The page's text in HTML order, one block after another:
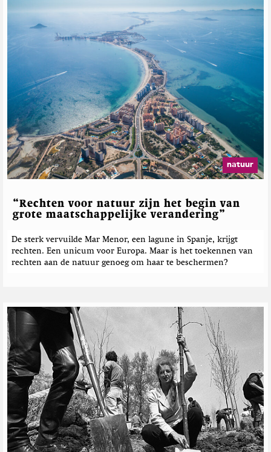
natuur
“Rechten voor natuur zijn het begin van
grote maatschappelijke verandering”
De sterk vervuilde Mar Menor, een lagune in Spanje, krijgt
rechten. Een unicum voor Europa. Maar is het toekennen van
rechten aan de natuur genoeg om haar te beschermen?